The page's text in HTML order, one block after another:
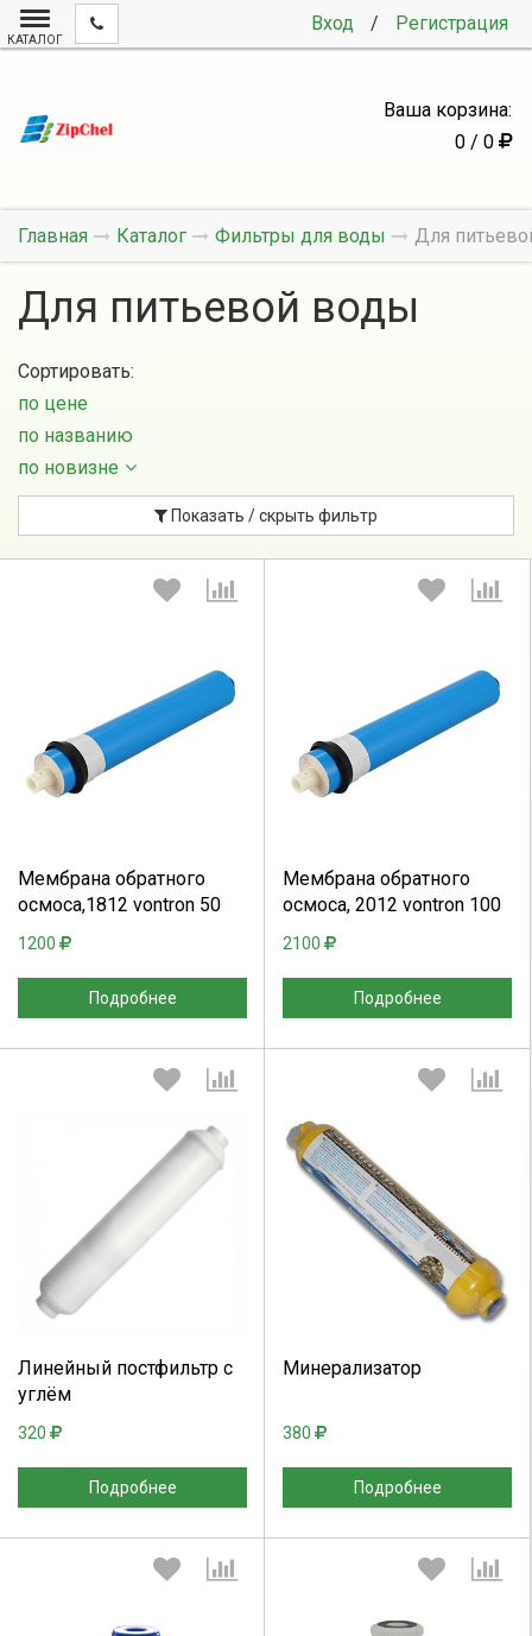
Вход / Регистрация
КАТАЛОГ
Ваша корзина:
0 / 0
Главная Каталог Фильтры для воды Для
Для питьевой воды
Сортировать:
по цене
по названию
по новизне
Показать / скрыть фильтр
Мембрана обратного
осмоса,1812 vontron 50
1200
Подробнее
Выберите количество:
Мембрана обратного
осмоса, 2012 vontron 100
2100
Подробнее
Выберите количество:
Линейный постфильтр с
углём
320
Подробнее
Выберите количество:
Минерализатор
380
Подробнее
Выберите количество: